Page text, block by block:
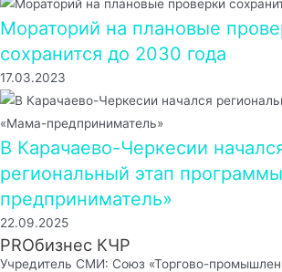
Мораторий на плановые
сохранится до 2030 года
17.03.2023
В Карачаево-Черкесии
региональный этап
предприниматель»
22.09.2025
PROбизнес КЧР
Учредитель СМИ: Союз «Торгово-